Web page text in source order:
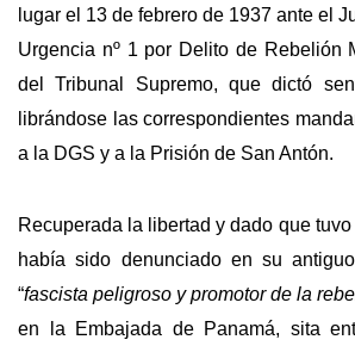
lugar el 13 de febrero de 1937 ante el
Urgencia nº 1 por Delito de Rebelión
del Tribunal Supremo, que dictó
librándose las correspondientes
a la DGS y a la Prisión de San Antón.
Recuperada la libertad y dado que
había sido denunciado en su
“fascista peligroso y promotor de la
en la Embajada de Panamá, sita